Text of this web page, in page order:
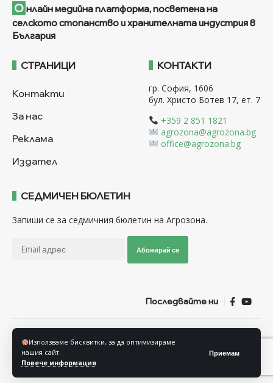
Използваме бисквитки, за да оптимизираме
нашия сайт.
Повече информация
Приемам
О нлайн медийна платформа, посветена на
селското стопанство и хранителната индустрия в
България
СТРАНИЦИ
Контакти
За нас
Реклама
Издател
КОНТАКТИ
гр. София, 1606
бул. Христо Ботев 17, ет. 7
+359 2 851 1821
agrozona@agrozona.bg
office@agrozona.bg
СЕДМИЧЕН БЮЛЕТИН
Запиши се за седмичния бюлетин на Агрозона.
Абонирай се
Последвайте ни
© Агрозона © 2011-2025 Всички права запазени
Политика за защита на личните данни